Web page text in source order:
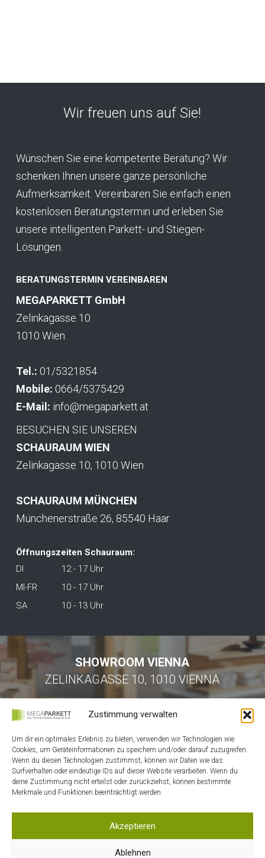
Zustimmung verwalten
Um dir ein optimales Erlebnis zu bieten, verwenden wir Technologien wie
Cookies, um Geräteinformationen zu speichern und/oder darauf zuzugreifen.
Wenn du diesen Technologien zustimmst, können wir Daten wie das
Surfverhalten oder eindeutige IDs auf dieser Website verarbeiten. Wenn du
deine Zustimmung nicht erteilst oder zurückziehst, können bestimmte
Merkmale und Funktionen beeinträchtigt werden.
Akzeptieren
Ablehnen
Wir freuen uns auf Sie!
Wünschen Sie eine kompetente Beratung? Wir
schenken Ihnen unsere ganze persönliche
Aufmerksamkeit. Vereinbaren Sie einfach einen
kostenlosen Beratungstermin und erleben Sie
unsere intelligenten Parkett- und Stiegen-
Lösungen.
BERATUNGSTERMIN VEREINBAREN
MEGAPARKETT GmbH
Zelinkagasse 10
1010 Wien
Tel.: 01/5321854
Mobile: 0664/5375429
E-Mail: info@megaparkett.at
BESUCHEN SIE UNSEREN
SCHAURAUM WIEN
Zelinkagasse 10, 1010 Wien
SCHAURAUM MÜNCHEN
Münchenerstraße 26, 85540 Haar
Öffnungszeiten Schauraum:
DI
12 - 17 Uhr
MI-FR
10 - 17 Uhr
SA
10 - 13 Uhr
SHOWROOM VIENNA
ZELINKAGASSE 10, 1010 VIENNA
HOME
KONTAKT
MEIN ACCOUNT
WARENKORB
DATENSCHUTZ